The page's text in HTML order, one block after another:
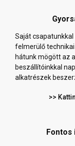
Saját
felmerülő
hátunk mögött az
beszállítóinkkal
alkatrészek
>>
Fontos